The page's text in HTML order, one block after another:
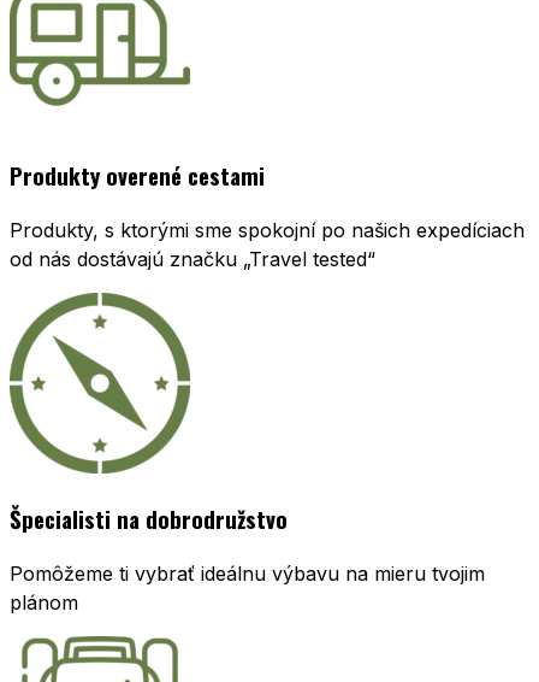
Produkty overené cestami
Produkty, s ktorými sme spokojní po našich expedíciach
od nás dostávajú značku „Travel tested“
Špecialisti na dobrodružstvo
Pomôžeme ti vybrať ideálnu výbavu na mieru tvojim
plánom